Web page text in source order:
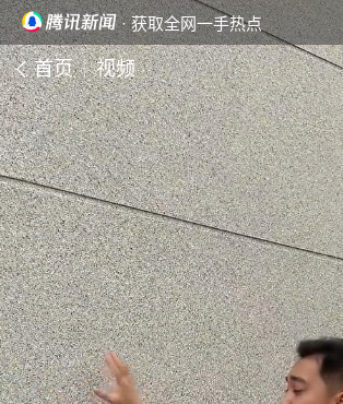
· 获取全网一手热点
首页 视频